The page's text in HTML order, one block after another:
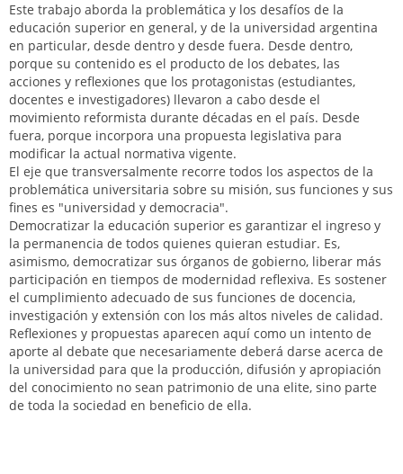
Este trabajo aborda la problemática y los desafíos de la
educación superior en general, y de la universidad argentina
en particular, desde dentro y desde fuera. Desde dentro,
porque su contenido es el producto de los debates, las
acciones y reflexiones que los protagonistas (estudiantes,
docentes e investigadores) llevaron a cabo desde el
movimiento reformista durante décadas en el país. Desde
fuera, porque incorpora una propuesta legislativa para
modificar la actual normativa vigente.
El eje que transversalmente recorre todos los aspectos de la
problemática universitaria sobre su misión, sus funciones y sus
fines es "universidad y democracia".
Democratizar la educación superior es garantizar el ingreso y
la permanencia de todos quienes quieran estudiar. Es,
asimismo, democratizar sus órganos de gobierno, liberar más
participación en tiempos de modernidad reflexiva. Es sostener
el cumplimiento adecuado de sus funciones de docencia,
investigación y extensión con los más altos niveles de calidad.
Reflexiones y propuestas aparecen aquí como un intento de
aporte al debate que necesariamente deberá darse acerca de
la universidad para que la producción, difusión y apropiación
del conocimiento no sean patrimonio de una elite, sino parte
de toda la sociedad en beneficio de ella.